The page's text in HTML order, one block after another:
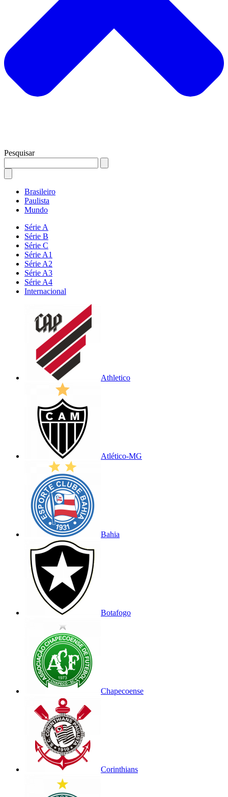
Pesquisar
Brasileiro
Paulista
Mundo
Série A
Série B
Série C
Série A1
Série A2
Série A3
Série A4
Internacional
Athletico
Atlético-MG
Bahia
Botafogo
Chapecoense
Corinthians